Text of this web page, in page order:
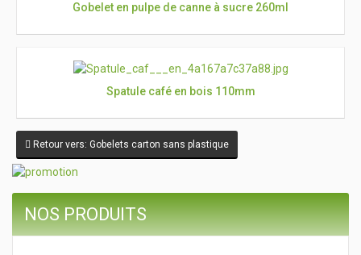
Gobelet en pulpe de canne à sucre 260ml
Spatule café en bois 110mm
Retour vers: Gobelets carton sans plastique
NOS PRODUITS